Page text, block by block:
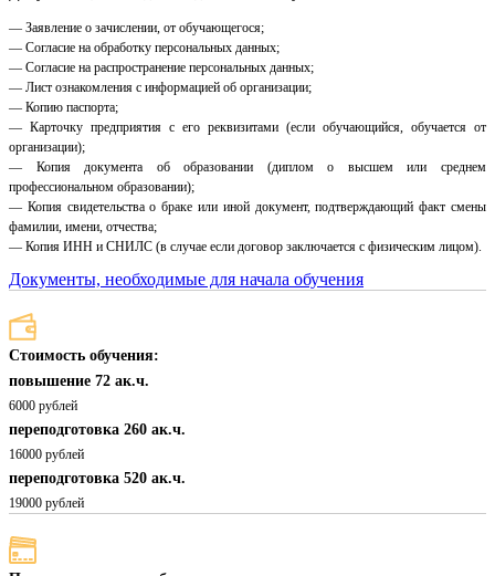
— Заявление о зачислении, от обучающегося;
— Согласие на обработку персональных данных;
— Согласие на распространение персональных данных;
— Лист ознакомления с информацией об организации;
— Копию паспорта;
— Карточку предприятия с его реквизитами (если обучающийся, обучается от
организации);
— Копия документа об образовании (диплом о высшем или среднем
профессиональном образовании);
— Копия свидетельства о браке или иной документ, подтверждающий факт смены
фамилии, имени, отчества;
— Копия ИНН и СНИЛС (в случае если договор заключается с физическим лицом).
Документы, необходимые для начала обучения
Стоимость обучения:
повышение 72 ак.ч.
6000 рублей
переподготовка 260 ак.ч.
16000 рублей
переподготовка 520 ак.ч.
19000 рублей